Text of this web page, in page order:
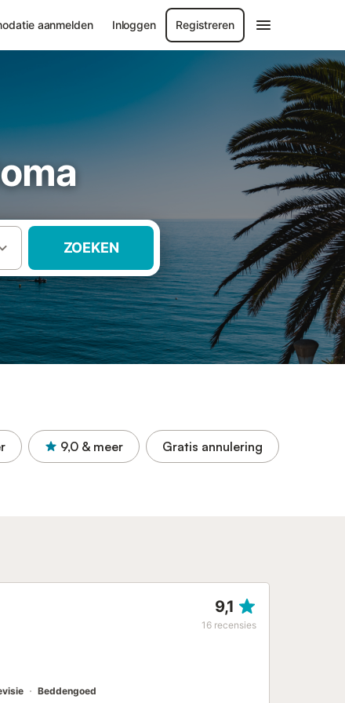
aanmelden Inloggen Registreren
ZOEKEN
9,0 & meer Gratis annulering
9,1
16 recensies
Beddengoed